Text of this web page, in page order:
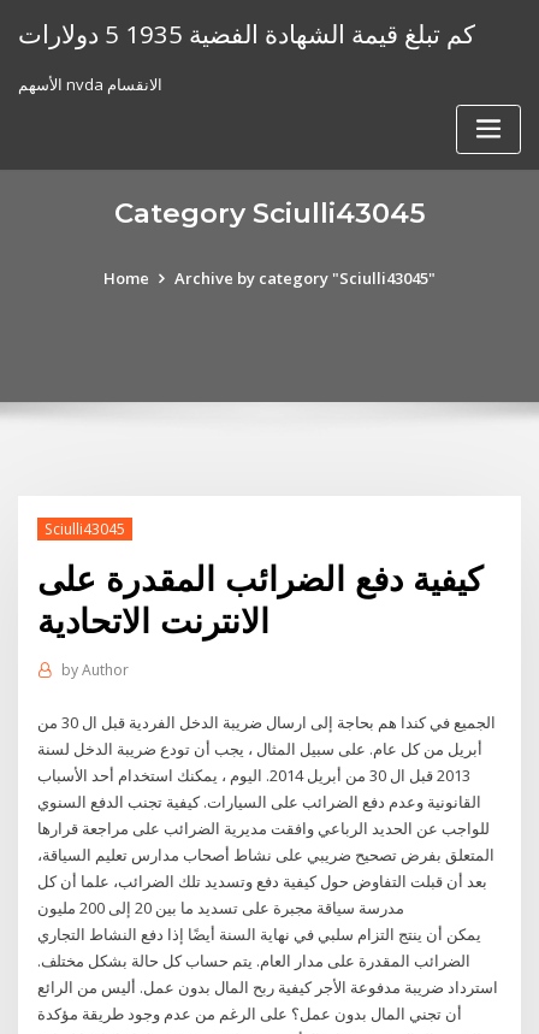
كم تبلغ قيمة الشهادة الفضية 1935 5 دولارات
الأسهم nvda الانقسام
Category Sciulli43045
Home Archive by category "Sciulli43045"
Sciulli43045
كيفية دفع الضرائب المقدرة على
الانترنت الاتحادية
byAuthor
الجميع في كندا هم بحاجة إلى ارسال ضريبة الدخل الفردية قبل ال 30 من
أبريل من كل عام. على سبيل المثال ، يجب أن تودع ضريبة الدخل لسنة
2013 قبل ال 30 من أبريل 2014. اليوم ، يمكنك استخدام أحد الأسباب
القانونية وعدم دفع الضرائب على السيارات. كيفية تجنب الدفع السنوي
للواجب عن الحديد الرباعي وافقت مديرية الضرائب على مراجعة قرارها
المتعلق بفرض تصحيح ضريبي على نشاط أصحاب مدارس تعليم السياقة،
بعد أن قبلت التفاوض حول كيفية دفع وتسديد تلك الضرائب، علما أن كل
مدرسة سياقة مجبرة على تسديد ما بين 20 إلى 200 مليون
يمكن أن ينتج التزام سلبي في نهاية السنة أيضًا إذا دفع النشاط التجاري
الضرائب المقدرة على مدار العام. يتم حساب كل حالة بشكل مختلف.
استرداد ضريبة مدفوعة الأجر كيفية ربح المال بدون عمل. أليس من الرائع
أن تجني المال بدون عمل؟ على الرغم من عدم وجود طريقة مؤكدة